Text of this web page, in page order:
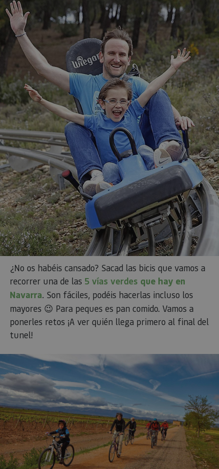
¿No os habéis cansado? Sacad las bicis que vamos a
recorrer una de las 5 vías verdes que hay en
Navarra. Son fáciles, podéis hacerlas incluso los
mayores 😉 Para peques es pan comido. Vamos a
ponerles retos ¡A ver quién llega primero al final del
tunel!